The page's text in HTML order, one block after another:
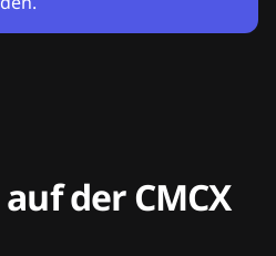
der CMCX